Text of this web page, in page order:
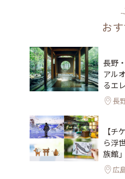
お
長野
アル
るエ
長
【チ
ら浮
族館
広